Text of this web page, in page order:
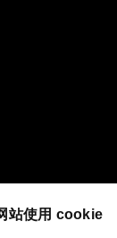
站使用 cookie